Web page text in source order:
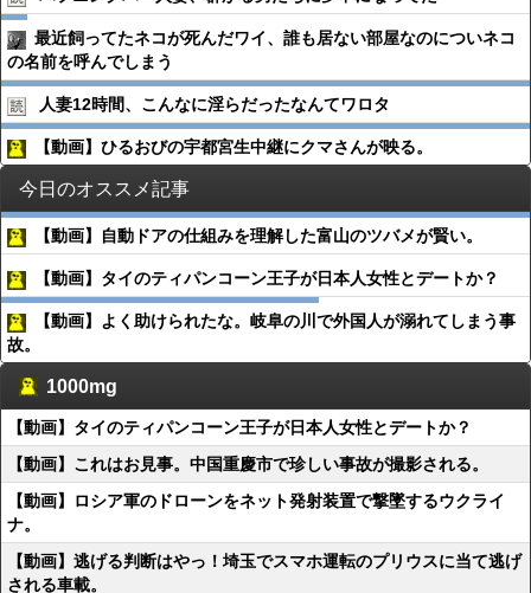
最近飼ってたネコが死んだワイ、誰も居ない部屋なのについネコ
の名前を呼んでしまう
人妻12時間、こんなに淫らだったなんてワロタ
【動画】ひるおびの宇都宮生中継にクマさんが映る。
今日のオススメ記事
【動画】自動ドアの仕組みを理解した富山のツバメが賢い。
【動画】タイのティパンコーン王子が日本人女性とデートか？
【動画】よく助けられたな。岐阜の川で外国人が溺れてしまう事
故。
1000mg
【動画】タイのティパンコーン王子が日本人女性とデートか？
【動画】これはお見事。中国重慶市で珍しい事故が撮影される。
【動画】ロシア軍のドローンをネット発射装置で撃墜するウクライ
ナ。
【動画】逃げる判断はやっ！埼玉でスマホ運転のプリウスに当て逃げ
される車載。